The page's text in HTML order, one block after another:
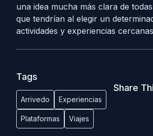
una idea mucha más clara de
que tendrían al elegir un
actividades y experiencias
Tags
Arrivedo Experiencias
Plataformas Viajes
Share